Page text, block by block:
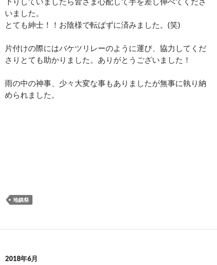
いました。
とても紳士！！お陰様で転ばずに済みました。(笑)
片付けの際にはバケツリレーのように運び、協力してくだ
さりとても助かりました。ありがとうございました！
雨の中の神事、少々大変な事もありましたが無事に執り納
められました。
地鎮祭
2018年6月